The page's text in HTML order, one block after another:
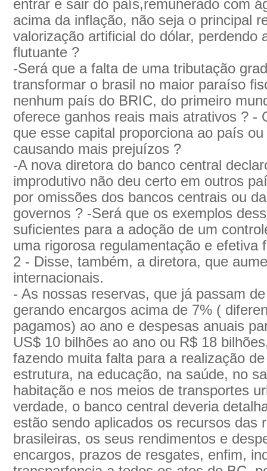
entrar e sair do país,remunerado com
acima da inflação, não seja o principal
valorização artificial do dólar, perdendo
flutuante ?
-Será que a falta de uma tributação
transformar o brasil no maior paraíso
nenhum país do BRIC, do primeiro
oferece ganhos reais mais atrativos ? -
que esse capital proporciona ao país
causando mais prejuízos ?
-A nova diretora do banco central
improdutivo não deu certo em outros
por omissões dos bancos centrais ou
governos ? -Será que os exemplos
suficientes para a adoção de um
uma rigorosa regulamentação e efetiva
2 - Disse, também, a diretora, que
internacionais.
- As nossas reservas, que já passam
gerando encargos acima de 7% (
pagamos) ao ano e despesas anuais
US$ 10 bilhões ao ano ou R$ 18
fazendo muita falta para a realização
estrutura, na educação, na saúde, no
habitação e nos meios de transportes
verdade, o banco central deveria
estão sendo aplicados os recursos das
brasileiras, os seus rendimentos e
encargos, prazos de resgates, enfim,